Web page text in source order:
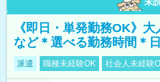
《即日・単発勤務OK》
など＊選べる勤務時間＊
派遣 職種未経験OK 社会人未経験